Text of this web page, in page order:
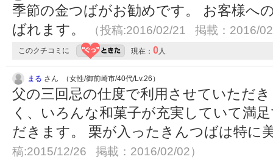
季節の金つばがお勧めです。 お客様へ
ばれます。
（投稿:2016/02/21 掲載：2016/
このクチコミに 現在： 0人
まる さん （女性/御前崎市/40代/Lv.26）
父の三回忌の仕度で利用させていただ
く、いろんな和菓子が充実していて満
だきます。 栗が入ったきんつばは特に
稿:2015/12/26 掲載：2016/02/02）